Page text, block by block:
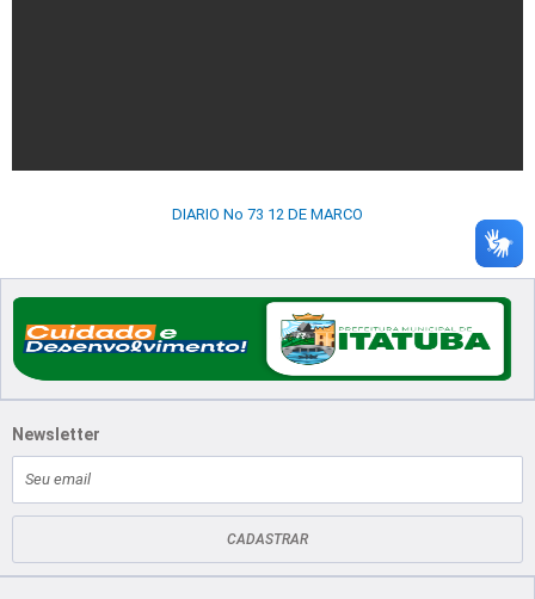
DIARIO No 73 12 DE MARCO
Newsletter
mail
CADASTRAR